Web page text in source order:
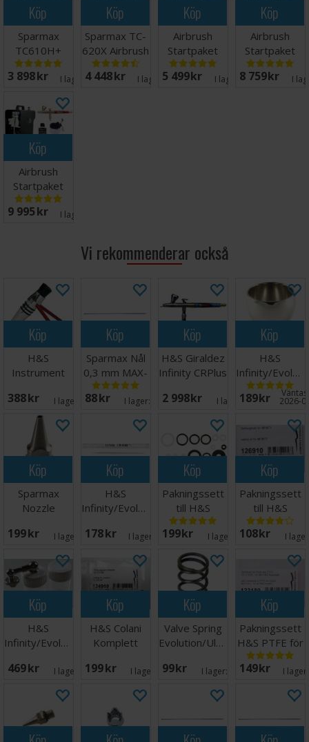
Köp
Sparmax
TC610H+
Airbrush
Kompressor
3 898 SEK I lager:11
Köp
Sparmax TC-
620X Airbrush
Kompressor
4 448 SEK I lager:16
Köp
Airbrush
Startpaket
HOBBY -
Komplett
5 499 SEK I lager:11
Köp
Airbrush
Startpaket
PROFF -
Komplett
8 759 SEK I
Köp
Airbrush
Startpaket
DETAIL -
Komplett
9 995 SEK I lager:
Vi rekommenderar också
Köp
H&S
Instrument
388 SEK I lager: 3
Köp
Sparmax Nål
0,3 mm MAX-
3
88 SEK I lager:
Köp
H&S Giraldez
Infinity CRPlus
2 998 SEK I lager: 6
Köp
H&S
Infinity/
Cup 5ml
189 SEK 2026-
Köp
Sparmax
Nozzle
3
199 SEK I lager:
Köp
H&S
Infinity/Evolution
mm
178 SEK I lager: 10
Köp
Pakningssett
till H&S
Infinity CR
plus
199 SEK I lager:
Köp
Pakningssett
till H&S
Infinity
108 SEK I
Köp
H&S
Infinity/Evolution
Connect
469 SEK I lager:
Köp
H&S Colani
Komplett
199 SEK I lager: 1
Köp
Valve Spring
Evolution/Ultra/Infinity
99 SEK I lager:
Köp
Pakningssett
H&S PTFE för
nozzle 3st
149 SEK I